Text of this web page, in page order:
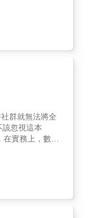
工作室負責
出被幾十萬人看
播、網紅、遊
用。本次改版
內容製作、優化
者互動及觀看
深入思考【精
贏家行動行銷
精準智能行銷🔸
AI 利器🔸 專
【目標讀者】
從業人員。
群就無法將全
忽視這本
實務上，數位
策略。本書正是
歷企業從停滯
報酬：辨識增幅
功於他在臉書的